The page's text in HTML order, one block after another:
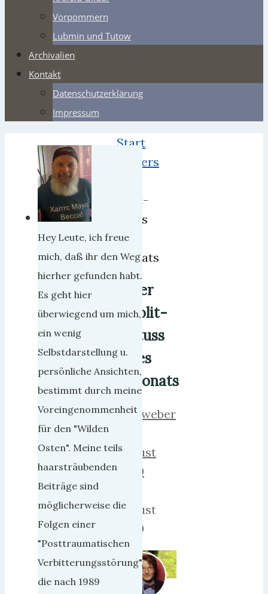
Vorpommern
Lubmin und Tutow
Archivalien
Kontakt
Datenschutzerklärung
Impressum
Start
Webers
Polit-
Stuss
des
Monats
Der
Polit-
Stuss
des
Monats
herrweber
August
2020
August
2020
Hey Leute, ich freue
mich, daß ihr den Weg
hierher gefunden habt.
Es geht hier
überwiegend um mich,
ein wenig
Selbstdarstellung u.
persönliche Ansichten,
bestimmt durch meine
Voreingenommenheit
für den "Wilden
Osten". Meine teils
haarsträubenden
Beiträge sind
möglicherweise die
Folgen einer
"Posttraumatischen
Verbitterungsstörung",
die nach 1989